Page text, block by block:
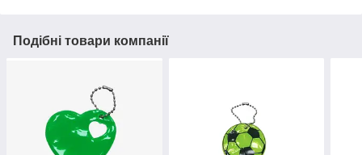
Подібні товари компанії